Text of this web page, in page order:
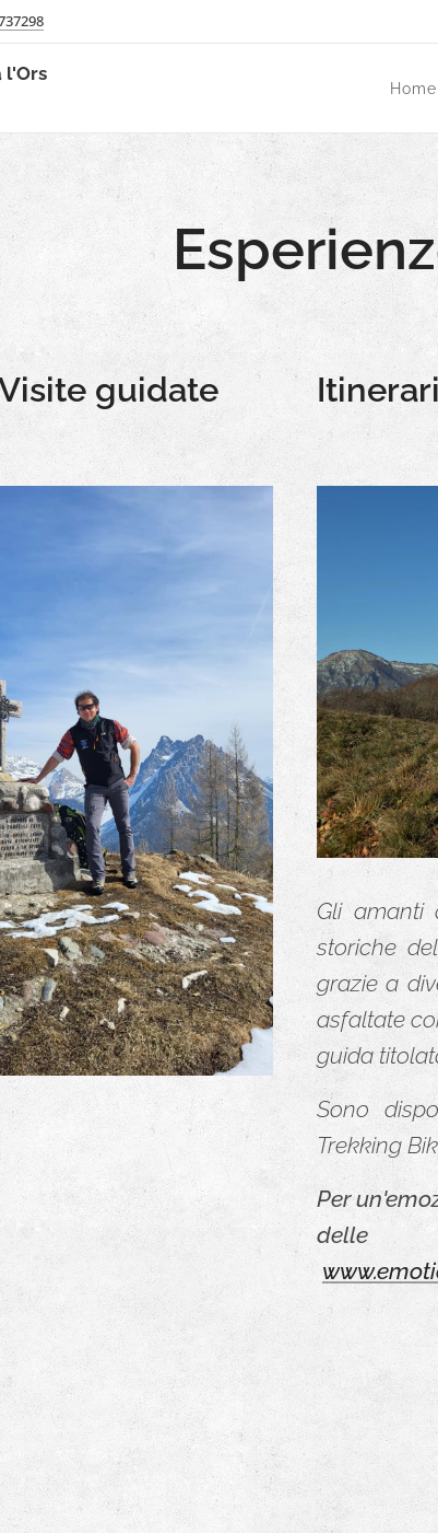
l'Ors
Home
guidate
Gli amanti
storiche
grazie a
asfaltate
guida
Sono
Trekking
Per